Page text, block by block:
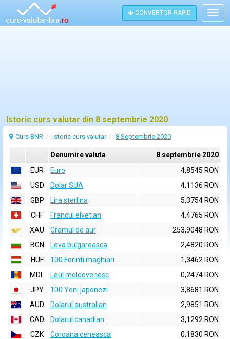
CONVERTOR RAPID
Istoric curs valutar din 8 septembrie 2020
Curs BNR Istoric curs valutar 8 Septembrie 2020
Denumire valuta
8 septembrie 2020
EUR
Euro
4,8545 RON
USD
Dolar SUA
4,1136 RON
GBP
Lira sterlina
5,3754 RON
CHF
Francul elvetian
4,4765 RON
XAU
Gramul de aur
253,9048 RON
BGN
Leva bulgareasca
2,4820 RON
HUF
100 Forinti maghiari
1,3462 RON
MDL
Leul moldovenesc
0,2474 RON
JPY
100 Yeni japonezi
3,8681 RON
AUD
Dolarul australian
2,9851 RON
CAD
Dolarul canadian
3,1292 RON
CZK
Coroana ceheasca
0,1830 RON